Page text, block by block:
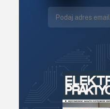
Technika μP, μC, PLD
Termometry i termostaty